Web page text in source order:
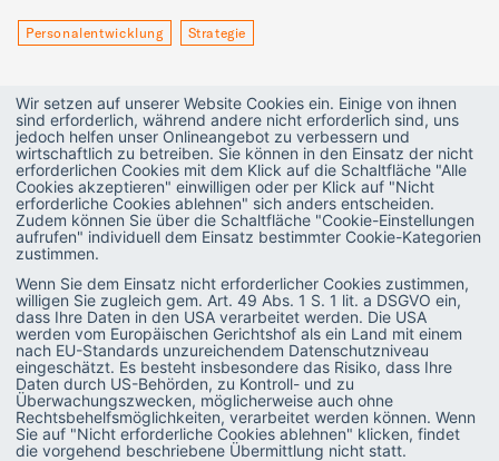
Wir setzen auf unserer Website Cookies ein. Einige von ihnen
sind erforderlich, während andere nicht erforderlich sind, uns
jedoch helfen unser Onlineangebot zu verbessern und
wirtschaftlich zu betreiben. Sie können in den Einsatz der nicht
erforderlichen Cookies mit dem Klick auf die Schaltfläche "Alle
Cookies akzeptieren" einwilligen oder per Klick auf "Nicht
erforderliche Cookies ablehnen" sich anders entscheiden.
Zudem können Sie über die Schaltfläche "Cookie-Einstellungen
aufrufen" individuell dem Einsatz bestimmter Cookie-Kategorien
zustimmen.
Wenn Sie dem Einsatz nicht erforderlicher Cookies zustimmen,
willigen Sie zugleich gem. Art. 49 Abs. 1 S. 1 lit. a DSGVO ein,
dass Ihre Daten in den USA verarbeitet werden. Die USA
werden vom Europäischen Gerichtshof als ein Land mit einem
nach EU-Standards unzureichendem Datenschutzniveau
eingeschätzt. Es besteht insbesondere das Risiko, dass Ihre
Daten durch US-Behörden, zu Kontroll- und zu
Überwachungszwecken, möglicherweise auch ohne
Rechtsbehelfsmöglichkeiten, verarbeitet werden können. Wenn
Sie auf "Nicht erforderliche Cookies ablehnen" klicken, findet
die vorgehend beschriebene Übermittlung nicht statt.
Personalentwicklung Strategie
Verwandte Artikel
Talent & Leadership
Glossar: Mitarbeitergespräche
Bedeutung, Ablauf und Anlässe für ein Mitarbeitergespräch, Dauer, Inhalte
und Rahmenbedingungen, Vorbereitung auf ein Mitarbeitergespräch und
vieles mehr.
Strategie
Glossar: Resilienz
Alles zum Thema Resilienz: Definition, Rolle von HR, Risiko- und
Schutzfaktoren, 7-Säulen-Modelle uvm.